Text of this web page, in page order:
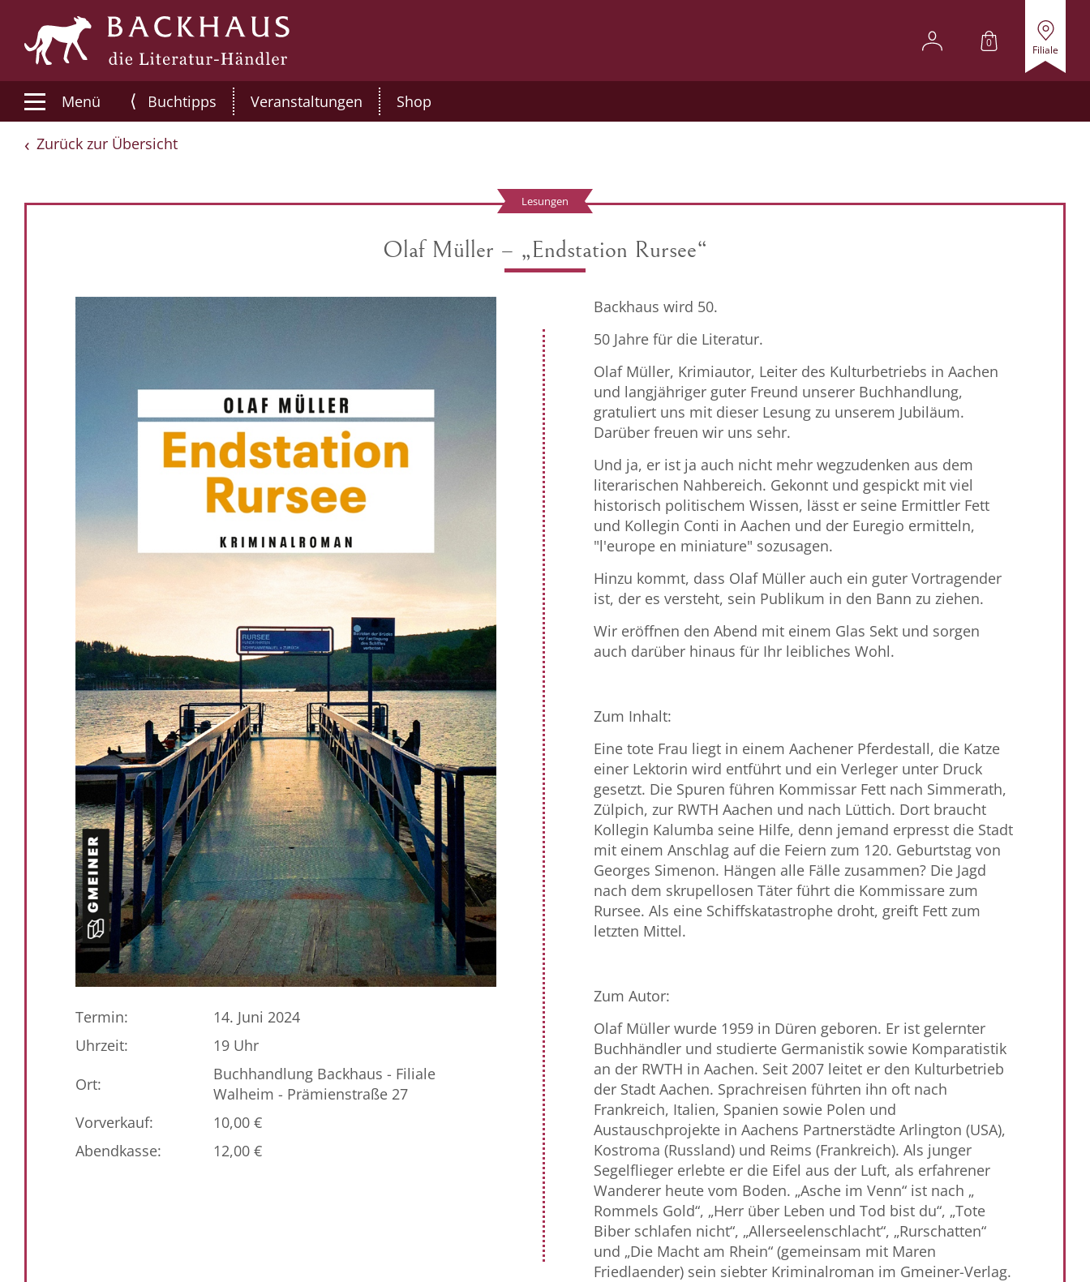
0
Filiale
Menü ⟨ Buchtipps Veranstaltungen Shop
Zurück zur Übersicht
Lesungen
Olaf Müller – „Endstation Rursee“
Termin:
14. Juni 2024
Uhrzeit:
19 Uhr
Ort:
Buchhandlung Backhaus - Filiale
Walheim - Prämienstraße 27
Vorverkauf:
10,00 €
Abendkasse:
12,00 €
Backhaus wird 50.
50 Jahre für die Literatur.
Olaf Müller, Krimiautor, Leiter des Kulturbetriebs in Aachen
und langjähriger guter Freund unserer Buchhandlung,
gratuliert uns mit dieser Lesung zu unserem Jubiläum.
Darüber freuen wir uns sehr.
Und ja, er ist ja auch nicht mehr wegzudenken aus dem
literarischen Nahbereich. Gekonnt und gespickt mit viel
historisch politischem Wissen, lässt er seine Ermittler Fett
und Kollegin Conti in Aachen und der Euregio ermitteln,
"l'europe en miniature" sozusagen.
Hinzu kommt, dass Olaf Müller auch ein guter Vortragender
ist, der es versteht, sein Publikum in den Bann zu ziehen.
Wir eröffnen den Abend mit einem Glas Sekt und sorgen
auch darüber hinaus für Ihr leibliches Wohl.
Zum Inhalt:
Eine tote Frau liegt in einem Aachener Pferdestall, die Katze
einer Lektorin wird entführt und ein Verleger unter Druck
gesetzt. Die Spuren führen Kommissar Fett nach Simmerath,
Zülpich, zur RWTH Aachen und nach Lüttich. Dort braucht
Kollegin Kalumba seine Hilfe, denn jemand erpresst die Stadt
mit einem Anschlag auf die Feiern zum 120. Geburtstag von
Georges Simenon. Hängen alle Fälle zusammen? Die Jagd
nach dem skrupellosen Täter führt die Kommissare zum
Rursee. Als eine Schiffskatastrophe droht, greift Fett zum
letzten Mittel.
Zum Autor:
Olaf Müller wurde 1959 in Düren geboren. Er ist gelernter
Buchhändler und studierte Germanistik sowie Komparatistik
an der RWTH in Aachen. Seit 2007 leitet er den Kulturbetrieb
der Stadt Aachen. Sprachreisen führten ihn oft nach
Frankreich, Italien, Spanien sowie Polen und
Austauschprojekte in Aachens Partnerstädte Arlington (USA),
Kostroma (Russland) und Reims (Frankreich). Als junger
Segelflieger erlebte er die Eifel aus der Luft, als erfahrener
Wanderer heute vom Boden. „Asche im Venn“ ist nach „
Rommels Gold“, „Herr über Leben und Tod bist du“, „Tote
Biber schlafen nicht“, „Allerseelenschlacht“, „Rurschatten“
und „Die Macht am Rhein“ (gemeinsam mit Maren
Friedlaender) sein siebter Kriminalroman im Gmeiner-Verlag.